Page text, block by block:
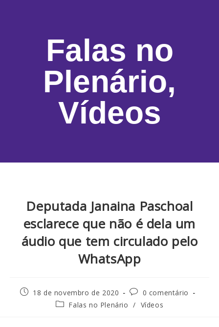
Falas no
Plenário,
Vídeos
Deputada Janaina Paschoal
esclarece que não é dela um
áudio que tem circulado pelo
WhatsApp
18 de novembro de 2020
0 comentário
Falas no Plenário / Vídeos